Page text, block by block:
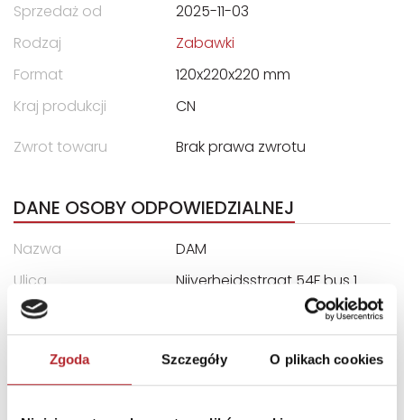
Zgoda Szczegóły O plikach cookies
Sprzedaż od
2025-11-03
Rodzaj
Zabawki
Format
120x220x220 mm
Kraj produkcji
CN
Zwrot towaru
Brak prawa zwrotu
DANE OSOBY ODPOWIEDZIALNEJ
Nazwa
DAM
Ulica
Nijverheidsstraat 54F bus 1
Kod pocztowy